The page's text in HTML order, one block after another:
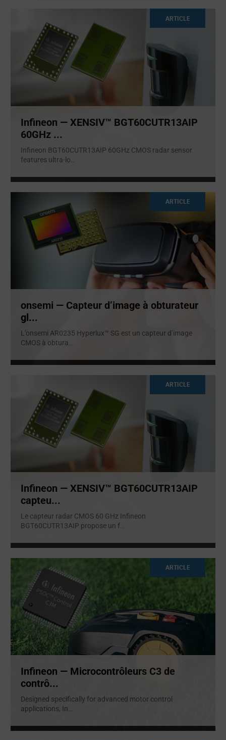
ARTICLE
Infineon — XENSIV™ BGT60CUTR13AIP
60GHz ...
Infineon BGT60CUTR13AIP 60GHz CMOS radar sensor
features ultra-lo
ARTICLE
onsemi — Capteur d’image à obturateur
gl...
L’onsemi AR0235 Hyperlux™ SG est un capteur d’image
CMOS à obtura
ARTICLE
Infineon — XENSIV™ BGT60CUTR13AIP
capteu...
Le capteur radar CMOS 60 GHz Infineon
BGT60CUTR13AIP propose un f
ARTICLE
Infineon — Microcontrôleurs C3 de
contrô...
Designed specifically for advanced motor control
applications, In...